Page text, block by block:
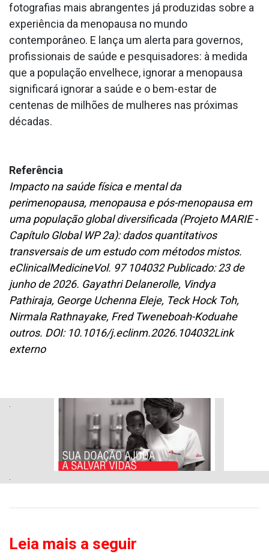
fotografias mais abrangentes já produzidas sobre a
experiência da menopausa no mundo
contemporâneo. E lança um alerta para governos,
profissionais de saúde e pesquisadores: à medida
que a população envelhece, ignorar a menopausa
significará ignorar a saúde e o bem-estar de
centenas de milhões de mulheres nas próximas
décadas.
Referência
Impacto na saúde física e mental da
perimenopausa, menopausa e pós-menopausa em
uma população global diversificada (Projeto MARIE -
Capítulo Global WP 2a): dados quantitativos
transversais de um estudo com métodos mistos.
eClinicalMedicineVol. 97 104032 Publicado: 23 de
junho de 2026. Gayathri Delanerolle, Vindya
Pathiraja, George Uchenna Eleje, Teck Hock Toh,
Nirmala Rathnayake, Fred Tweneboah-Koduahe
outros. DOI: 10.1016/j.eclinm.2026.104032Link
externo
.
Leia mais a seguir